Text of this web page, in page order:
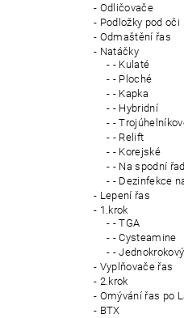
Odličovače
Podložky pod oči
Odmaštění řas
Natáčky
- Kulaté
- Ploché
- Kapka
- Hybridní
-
- Relift
- Korejské
- Na spodní
- Dezinfekce
Lepení řas
1.krok
- TGA
- Cysteamine
- Jednokrokový
Vyplňovače řas
2.krok
Omývání řas po
BTX